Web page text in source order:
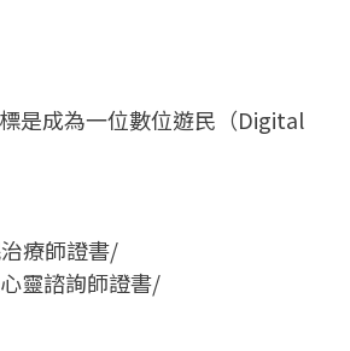
是成為一位數位遊民（Digital
療師證書/
靈諮詢師證書/